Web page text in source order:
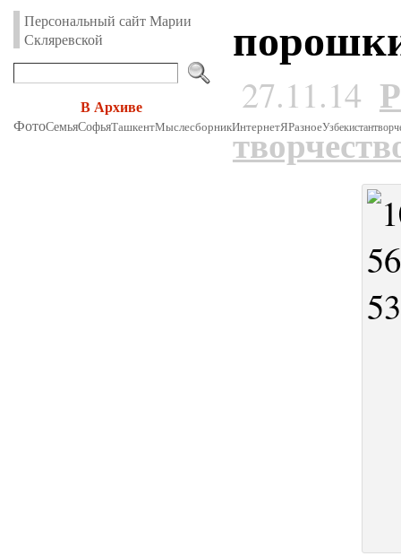
Персональный сайт Марии
Скляревской
В Архиве
ФотоСемьяСофьяТашкентМыслесборникИнтернетЯРазноеУзбекистан
27.11.14